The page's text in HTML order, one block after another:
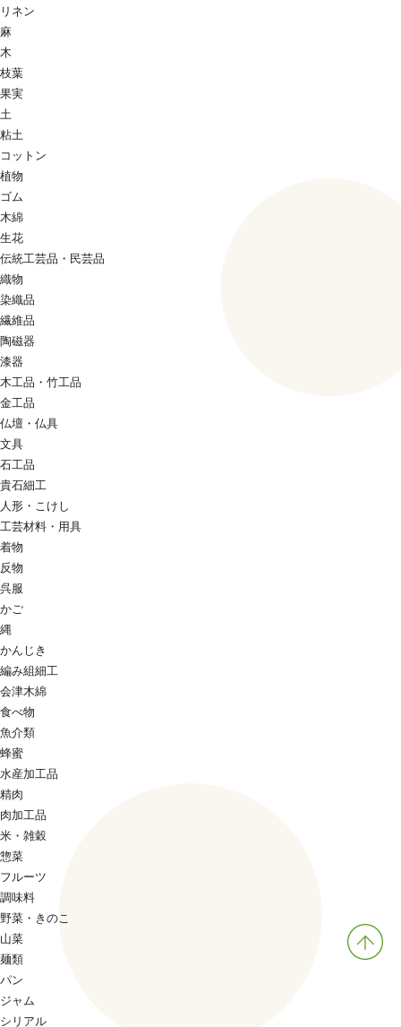
リネン
麻
木
枝葉
果実
土
粘土
コットン
植物
ゴム
木綿
生花
伝統工芸品・民芸品
織物
染織品
繊維品
陶磁器
漆器
木工品・竹工品
金工品
仏壇・仏具
文具
石工品
貴石細工
人形・こけし
工芸材料・用具
着物
反物
呉服
かご
縄
かんじき
編み組細工
会津木綿
食べ物
魚介類
蜂蜜
水産加工品
精肉
肉加工品
米・雑穀
惣菜
フルーツ
調味料
野菜・きのこ
山菜
麺類
パン
ジャム
シリアル